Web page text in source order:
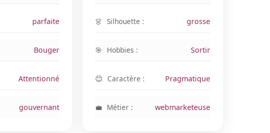
parfaite
Bouger
Attentionné
gouvernant
Silhouette : grosse
Hobbies : Sortir
Caractère : Pragmatique
Métier : webmarketeuse